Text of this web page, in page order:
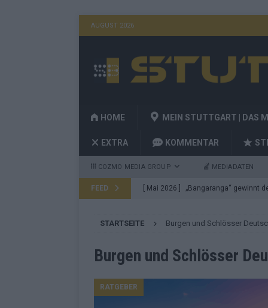
AUGUST 2026
HOME MEIN STUTTGART | DAS
EXTRA KOMMENTAR
COZMO MEDIA GROUP MEDIADATEN
FEED [ Mai 2026 ] „Bangaranga“ gewinnt
[ Mai 2026 ] Von JJ bis Lordi: Das
[ Mai 2026 ] Finnland auf Platz 17,
STARTSEITE Burgen und Schlösser
Burgen und Schlösser
RATGEBER